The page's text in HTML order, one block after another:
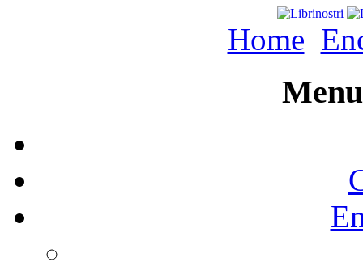
Home